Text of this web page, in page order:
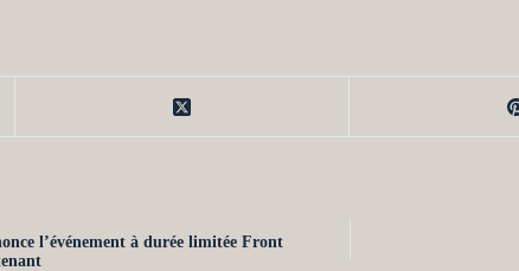
l’événement à durée limitée Front